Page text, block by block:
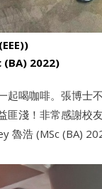
(BA) 2022)
起喝咖啡。張博
匪淺！非常感謝
魯浩 (MSc (BA)